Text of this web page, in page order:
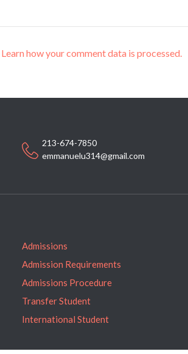
Learn how your comment data is processed.
213-674-7850
emmanuelu314@gmail.com
Admissions
Admission Requirements
Admissions Procedure
Transfer Student
International Student